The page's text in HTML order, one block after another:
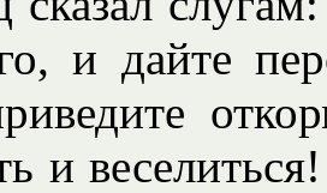
и дайте
и